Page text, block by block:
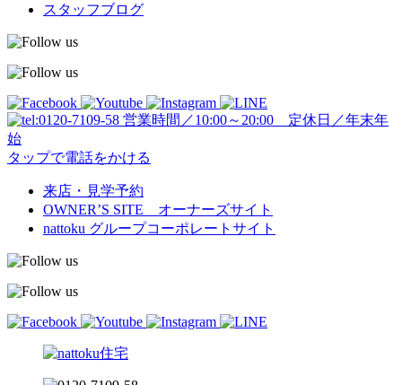
スタッフブログ
営業時間／10:00～20:00 定休日／年末年
始
タップで電話をかける
来店・見学予約
OWNER’S SITE オーナーズサイト
nattoku グループコーポレートサイト